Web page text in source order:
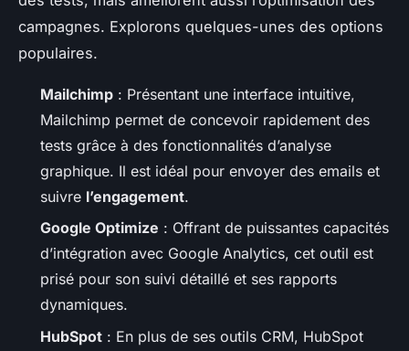
campagnes. Explorons quelques-unes des options
populaires.
Mailchimp : Présentant une interface intuitive,
Mailchimp permet de concevoir rapidement des
tests grâce à des fonctionnalités d’analyse
graphique. Il est idéal pour envoyer des emails et
suivre l’engagement.
Google Optimize : Offrant de puissantes capacités
d’intégration avec Google Analytics, cet outil est
prisé pour son suivi détaillé et ses rapports
dynamiques.
HubSpot : En plus de ses outils CRM, HubSpot